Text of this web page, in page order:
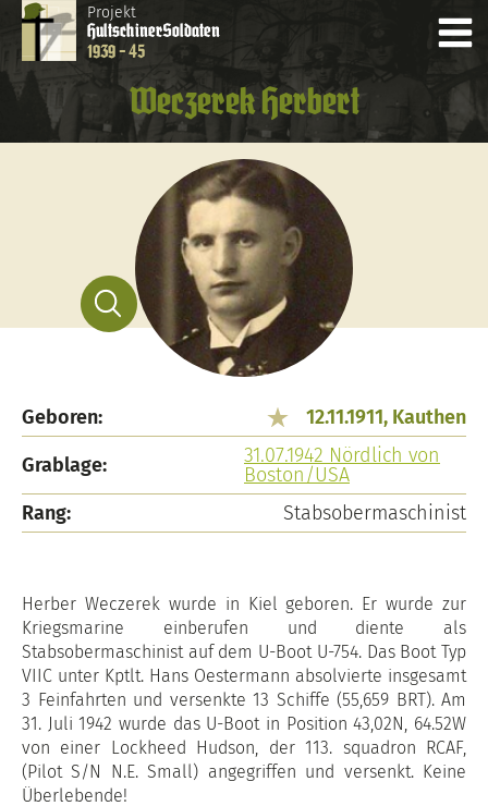
Projekt
HultschinerSoldaten
1939 - 45
Weczerek Herbert
Geboren:
12.11.1911, Kauthen
Grablage:
31.07.1942 Nördlich von
Boston/USA
Rang:
Stabsobermaschinist
Herber Weczerek wurde in Kiel geboren. Er wurde zur
Kriegsmarine einberufen und diente als
Stabsobermaschinist auf dem U-Boot U-754. Das Boot Typ
VIIC unter Kptlt. Hans Oestermann absolvierte insgesamt
3 Feinfahrten und versenkte 13 Schiffe (55,659 BRT). Am
31. Juli 1942 wurde das U-Boot in Position 43,02N, 64.52W
von einer Lockheed Hudson, der 113. squadron RCAF,
(Pilot S/N N.E. Small) angegriffen und versenkt. Keine
Überlebende!